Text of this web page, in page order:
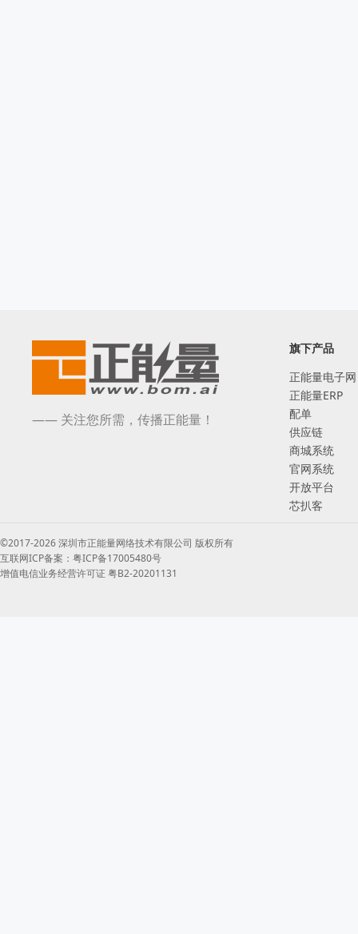
—— 关注您所需，传播正能量！
旗下产品
正能量电子网
正能量ERP
配单
供应链
商城系统
官网系统
开放平台
芯扒客
©2017-2026 深圳市正能量网络技术有限公司 版权所有
互联网ICP备案：粤ICP备17005480号
增值电信业务经营许可证 粤B2-20201131